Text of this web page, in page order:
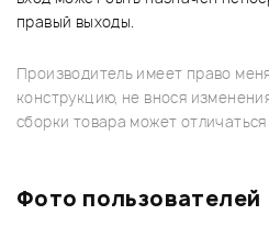
правый выходы.
Производитель имеет право
конструкцию, не внося
сборки товара может отличаться
Фото пользователей